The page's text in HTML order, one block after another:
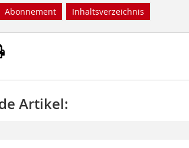
Abonnement Inhaltsverzeichnis
Artikel: